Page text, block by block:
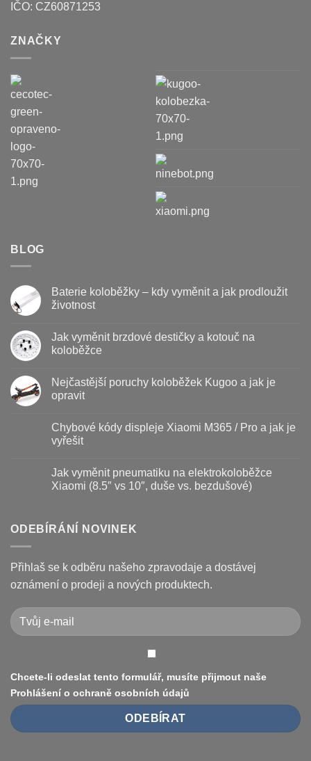
IČO: CZ60871253
ZNAČKY
BLOG
Baterie koloběžky – kdy vyměnit a jak prodloužit
životnost
textu
s
koloběžky
kdy
jak
prodloužit
životnost
Jak vyměnit brzdové destičky a kotouč na
koloběžce
u
textu
s
vyměnit
brzdové
destičky
na
koloběžce
Nejčastější poruchy koloběžek Kugoo a jak je
opravit
u
textu
s
poruchy
koloběžek
Kugoo
opravit
Chybové kódy displeje Xiaomi M365 / Pro a jak je
vyřešit
textu
s
displeje
Xiaomi
a
jak
je
Jak vyměnit pneumatiku na elektrokoloběžce
Xiaomi (8.5″ vs 10″, duše vs. bezdušové)
textu
s
vyměnit
pneumatiku
na
elektrokoloběžce
(8.5″
10″,
duše
ODEBÍRÁNÍ NOVINEK
Přihlaš se k odběru našeho zpravodaje a dostávej
oznámení o prodeji a nových produktech.
Chcete-li odeslat tento formulář, musíte přijmout naše
Prohlášení o ochraně osobních údajů